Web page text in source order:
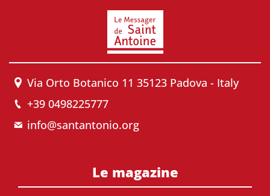
Via Orto Botanico 11 35123 Padova - Italy
+39 0498225777
info@santantonio.org
Le magazine